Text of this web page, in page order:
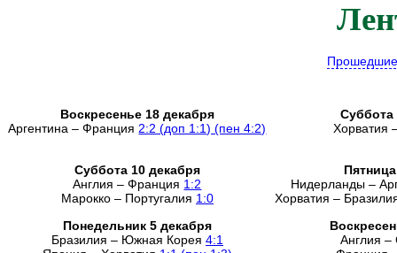
Воскресенье 18 декабря
Аргентина – Франция 2:2 (доп 1:1) (пен 4:2)
Суббота
Хорватия
Суббота 10 декабря
Англия – Франция 1:2
Марокко – Португалия 1:0
Нидерланды –
Хорватия –
Понедельник 5 декабря
Бразилия – Южная Корея 4:1
Англия